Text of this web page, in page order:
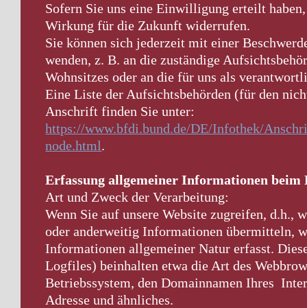
Sofern Sie uns eine Einwilligung erteilt
Wirkung für die Zukunft widerrufen.
Sie können sich jederzeit mit einer
wenden, z. B. an die zuständige
Wohnsitzes oder an die für uns als
Eine Liste der Aufsichtsbehörden (für den
Anschrift finden Sie unter:
https://www.bfdi.bund.de/DE/Infothek/
node.html.
Erfassung allgemeiner Informationen beim
Art und Zweck der Verarbeitung:
Wenn Sie auf unsere Website zugreifen, d.h.,
oder anderweitig Informationen übermitteln,
Informationen allgemeiner Natur erfasst.
Logfiles) beinhalten etwa die Art des
Betriebssystem, den Domainnamen Ihres
Adresse und ähnliches.